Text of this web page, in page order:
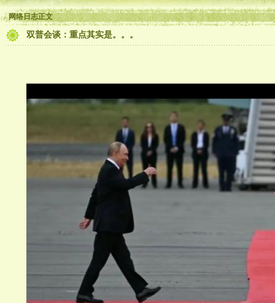
网络日志正文
双普会谈：重点其实是。。。